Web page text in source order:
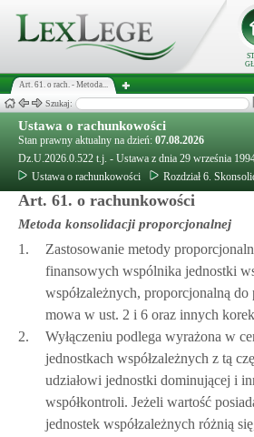
Art. 61. o rach. - Metoda...
Szukaj:
Ustawa o rachunkowości
Stan prawny aktualny na dzień: 07.08.2026
Dz.U.2026.0.522 t.j. - Ustawa z dnia 29 września
Ustawa o rachunkowości
Rozdział 6.
Art. 61. o rachunkowości
Metoda konsolidacji proporcjonalnej
1.
Zastosowanie metody
finansowych wspólnika jednostki
współzależnych, proporcjonalną
mowa w ust. 2 i 6 oraz innych
2.
Wyłączeniu podlega wyrażona w
jednostkach współzależnych z tą
udziałowi jednostki dominującej i
współkontroli. Jeżeli wartość
jednostek współzależnych różnią